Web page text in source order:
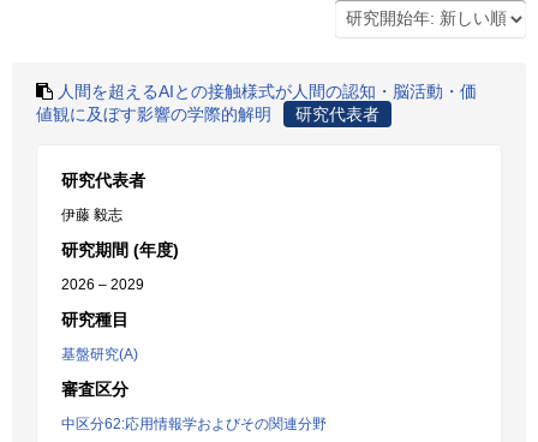
人間を超えるAIとの接触様式が人間の認知・脳活動・価
値観に及ぼす影響の学際的解明
研究代表者
研究代表者
伊藤 毅志
研究期間 (年度)
2026 – 2029
研究種目
基盤研究(A)
審査区分
中区分62:応用情報学およびその関連分野